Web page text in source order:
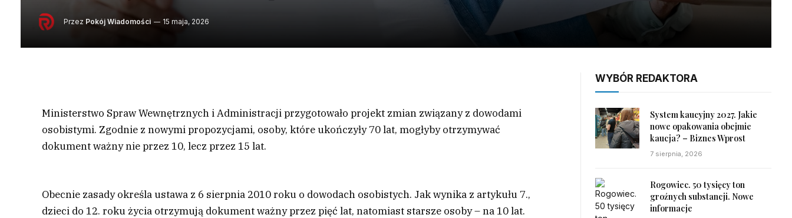
Przez Pokój Wiadomości 15 maja, 2026
Ministerstwo Spraw Wewnętrznych i Administracji przygotowało projekt zmian związany z dowodami
osobistymi. Zgodnie z nowymi propozycjami, osoby, które ukończyły 70 lat, mogłyby otrzymywać
dokument ważny nie przez 10, lecz przez 15 lat.
Obecnie zasady określa ustawa z 6 sierpnia 2010 roku o dowodach osobistych. Jak wynika z artykułu 7.,
dzieci do 12. roku życia otrzymują dokument ważny przez pięć lat, natomiast starsze osoby – na 10 lat.
WYBÓR REDAKTORA
System kaucyjny 2027. Jakie
nowe opakowania obejmie
kaucja? – Biznes Wprost
7 sierpnia, 2026
Rogowiec. 50 tysięcy ton
groźnych substancji. Nowe
informacje